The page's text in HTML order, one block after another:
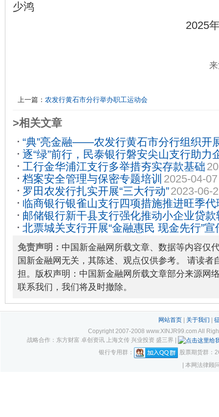
少
2025年9月
上一篇： 农发行黄石市分行举办职工运动会
>相关文章
“典”亮金融——农发行黄石市分行组织开
识专题培训 2024-08-29
逐“绿”前行，民泰银行磐安尖山支行助力
11-22
工行金华浦江支行多举措夯实存款基础
档案安全管理与保密专题培训 2025-04-07
罗田农发行扎实开展“三大行动”2023-06-
临商银行银雀山支行四项措施推进旺季
03-29
邮储银行新干县支行强化推动小企业贷
30
北票城关支行开展“金融惠民 现金先行”宣
免责声明： 中国新金融网所载文章、数据等内容仅
国新金融网无关，其陈述、观点仅供参考。 请读者
担。版权声明：中国新金融网所载文章部分来源网
联系我们，我们将及时撤除。
网站首页| 关于我们
Copyright 2007-2008 www.XINJR99.com All
战略合作：东方财富 卓创资讯 上海文传 兴业投资 盛三界 |
银行专用群：
股票期货群：
| 本网法律顾